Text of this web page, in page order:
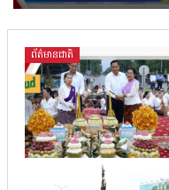
ព័ត៌មានជាតិ